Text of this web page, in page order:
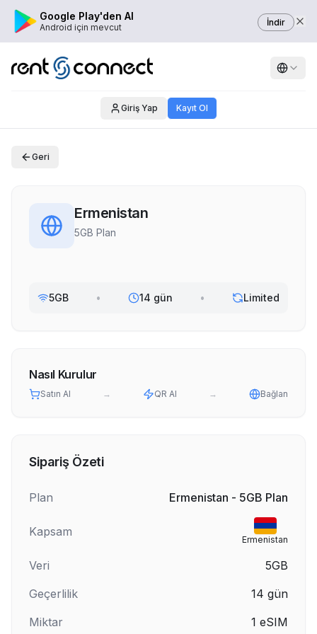
Google Play'den Al
Android için mevcut İndir
Giriş Yap Kayıt Ol
Geri
Ermenistan
5GB Plan
5GB • 14 gün • Limited
Nasıl Kurulur
Satın Al → QR Al → Bağlan
Sipariş Özeti
Plan Ermenistan - 5GB Plan
Kapsam
Ermenistan
Veri
5GB
Geçerlilik
14 gün
Miktar
1 eSIM